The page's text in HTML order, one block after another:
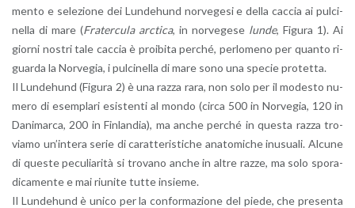
men­to e se­le­zio­ne dei Lun­de­hund nor­ve­ge­si e della cac­cia ai pul­ci­
nel­la di mare (Fra­ter­cu­la arc­ti­ca, in nor­ve­ge­se lunde, Fi­gu­ra 1). Ai
gior­ni no­stri tale cac­cia è proi­bi­ta per­ché, per­lo­me­no per quan­to ri­
guar­da la Nor­ve­gia, i pul­ci­nel­la di mare sono una spe­cie pro­tet­ta.
Il Lun­de­hund (Fi­gu­ra 2) è una razza rara, non solo per il mo­de­sto nu­
me­ro di esem­pla­ri esi­sten­ti al mondo (circa 500 in Nor­ve­gia, 120 in
Da­ni­mar­ca, 200 in Fin­lan­dia), ma anche per­ché in que­sta razza tro­
via­mo un’in­te­ra serie di ca­rat­te­ri­sti­che ana­to­mi­che inu­sua­li. Al­cu­ne
di que­ste pe­cu­lia­ri­tà si tro­va­no anche in altre razze, ma solo spo­ra­
di­ca­men­te e mai riu­ni­te tutte in­sie­me.
Il Lun­de­hund è unico per la con­for­ma­zio­ne del piede, che pre­sen­ta